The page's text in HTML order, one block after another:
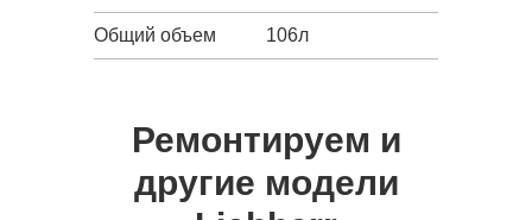
Общий объем 106л
Ремонтируем и
другие модели